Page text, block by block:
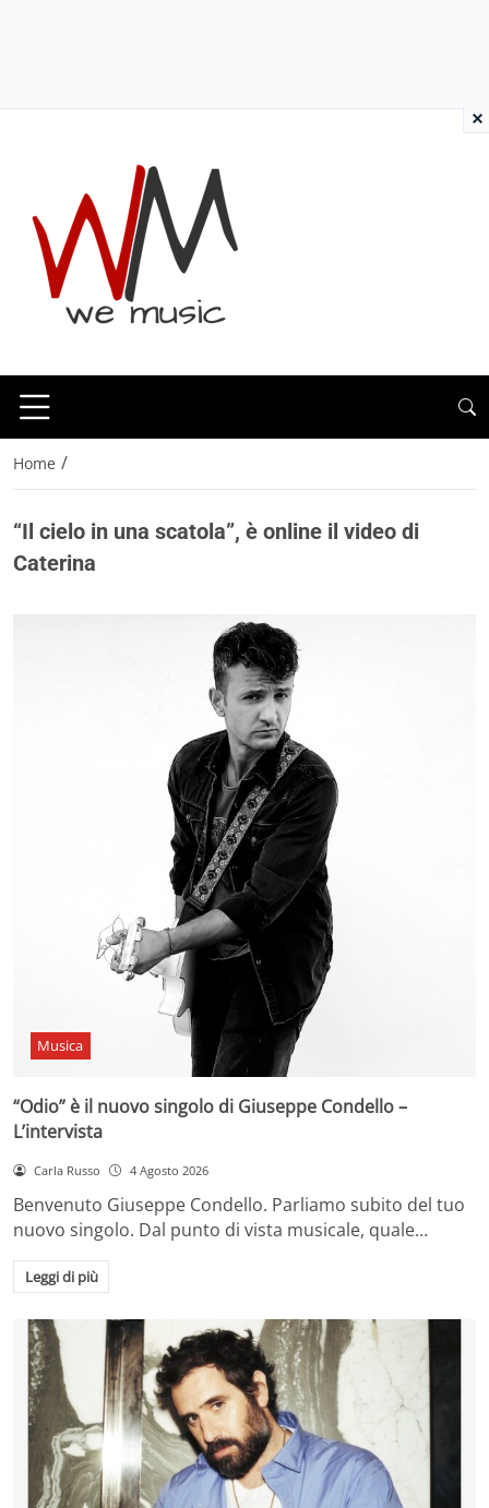
Home /
“Il cielo in una scatola”, è online il video di
Caterina
Musica
“Odio” è il nuovo singolo di Giuseppe Condello –
L’intervista
Carla Russo 4 Agosto 2026
Benvenuto Giuseppe Condello. Parliamo subito del tuo
nuovo singolo. Dal punto di vista musicale, quale…
Leggi di più
×